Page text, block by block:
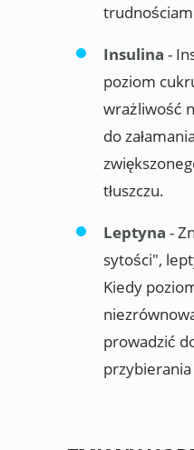
Insulina -
poziom
wrażliwość
do
tłuszczu.
Leptyna -
sytości",
Kiedy
prowadzić